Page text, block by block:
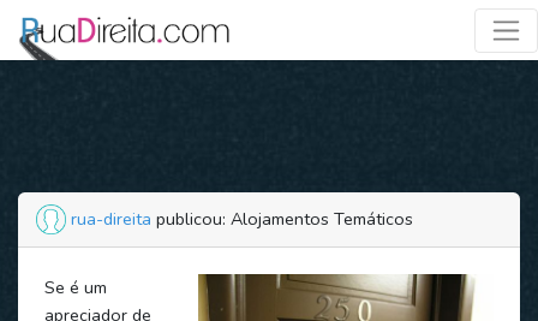
rua-direita publicou: Alojamentos Temáticos
Se é um
apreciador de